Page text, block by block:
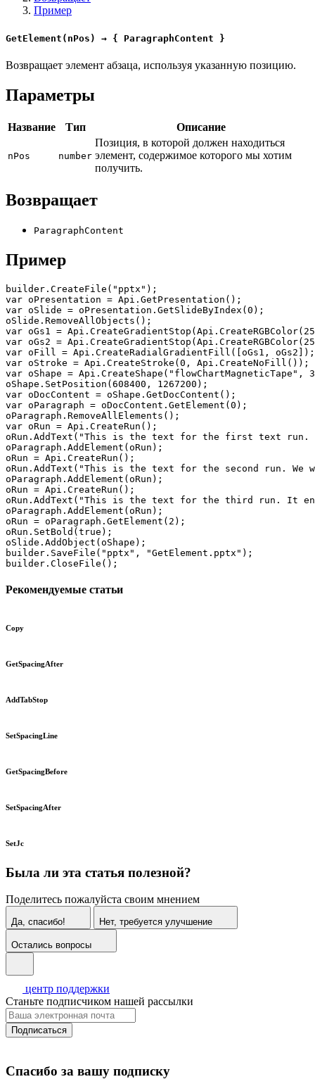
Пример
GetElement(nPos) → { ParagraphContent }
Возвращает элемент абзаца, используя указанную позицию.
Параметры
Название Тип Описание
nPos number
Позиция, в которой должен находиться
элемент, содержимое которого мы хотим
получить.
Возвращает
ParagraphContent
Пример
builder.CreateFile("pptx");
var oPresentation = Api.GetPresentation();
var oSlide = oPresentation.GetSlideByIndex(0);
oSlide.RemoveAllObjects();
var oGs1 =
var oGs2 =
var oFill = Api.CreateRadialGradientFill([oGs1, oGs2]);
var oStroke = Api.CreateStroke(0, Api.CreateNoFill());
var oShape =
oShape.SetPosition(608400, 1267200);
var oDocContent = oShape.GetDocContent();
var oParagraph = oDocContent.GetElement(0);
oParagraph.RemoveAllElements();
var oRun = Api.CreateRun();
oRun.AddText("This is the text for the first text run.
oParagraph.AddElement(oRun);
oRun = Api.CreateRun();
oRun.AddText("This is the text for the second run.
oParagraph.AddElement(oRun);
oRun = Api.CreateRun();
oRun.AddText("This is the text for the third run. It
oParagraph.AddElement(oRun);
oRun = oParagraph.GetElement(2);
oRun.SetBold(true);
oSlide.AddObject(oShape);
builder.SaveFile("pptx", "GetElement.pptx");
builder.CloseFile();
Рекомендуемые статьи
Copy
GetSpacingAfter
AddTabStop
SetSpacingLine
GetSpacingBefore
SetSpacingAfter
SetJc
Была ли эта статья полезной?
Поделитесь пожалуйста своим мнением
Да, спасибо! Нет, требуется улучшение
Остались вопросы
центр поддержки
Станьте подписчиком нашей рассылки
Подписаться
Спасибо за вашу подписку